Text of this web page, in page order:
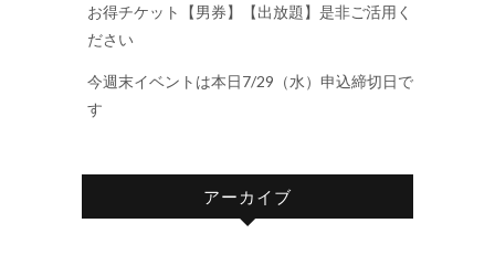
お得チケット【男券】【出放題】是非ご活用く
ださい
今週末イベントは本日7/29（水）申込締切日で
す
アーカイブ